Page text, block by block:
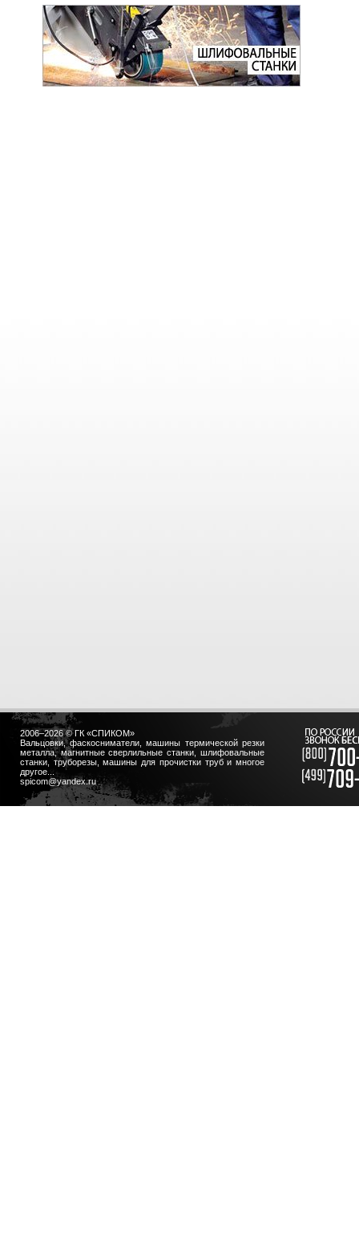
2006–2026 © ГК «СПИКОМ»
Вальцовки, фаскосниматели, машины термической резки
металла, магнитные сверлильные станки, шлифовальные
станки, труборезы, машины для прочистки труб и многое
другое...
spicom@yandex.ru